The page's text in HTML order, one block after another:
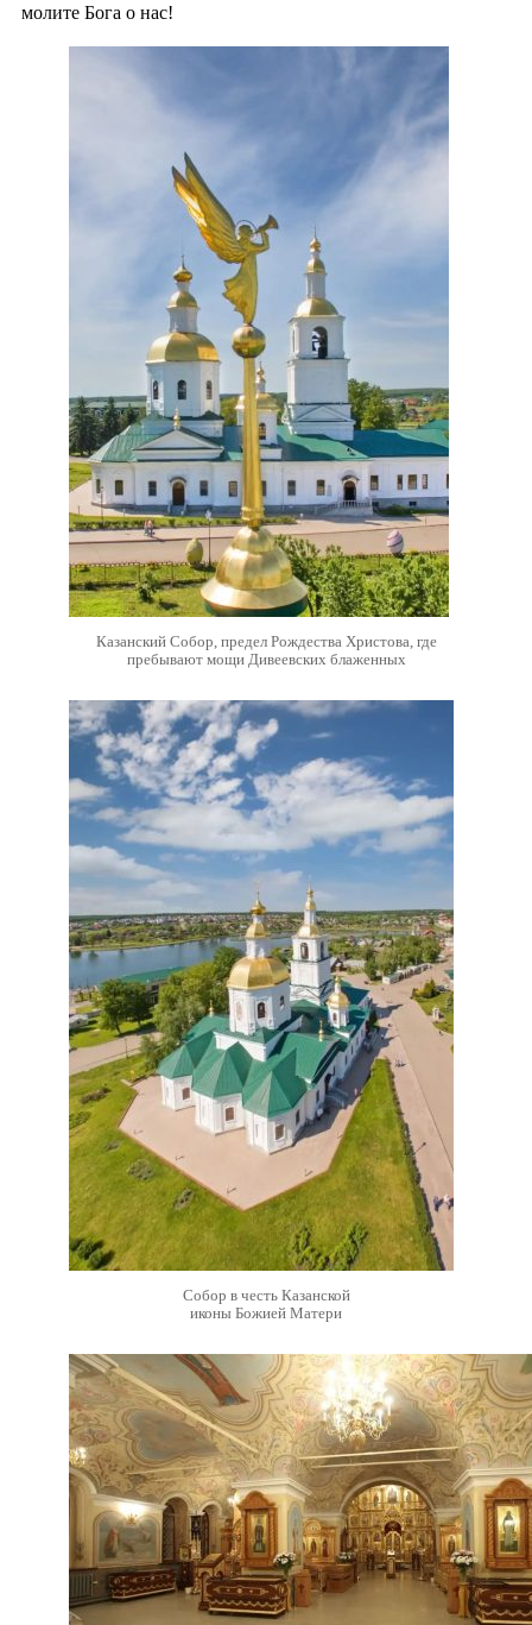
молите Бога о нас!
Казанский Собор, предел Рождества Христова, где
пребывают мощи Дивеевских блаженных
Собор в честь Казанской
иконы Божией Матери